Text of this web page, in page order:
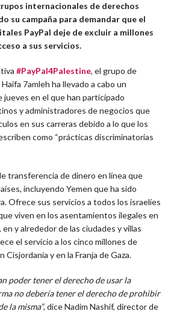
internacionales de derechos
su campaña para demandar que el
PayPal deje de excluir a millones
a sus servicios.
#PayPal4Palestine, el grupo de
7amleh ha llevado a cabo un
jueves en el que han participado
y administradores de negocios que
en sus carreras debido a lo que los
como “prácticas discriminatorias
transferencia de dinero en línea que
incluyendo Yemen que ha sido
Ofrece sus servicios a todos los israelíes
viven en los asentamientos ilegales en
y alrededor de las ciudades y villas
el servicio a los cinco millones de
y en la Franja de Gaza.
poder tener el derecho de usar la
no debería tener el derecho de prohibir
la misma”, dice Nadim Nashif, director de